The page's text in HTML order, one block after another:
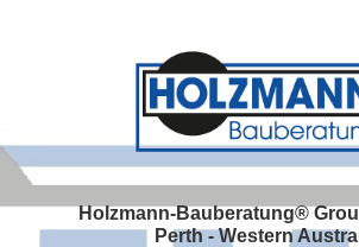
Holzmann-Bauberatung®
Perth - Western